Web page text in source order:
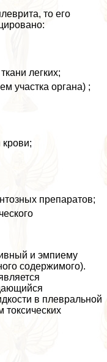
то его
легких;
участка органа) ;
препаратов;
и эмпиему
содержимого).
в плевральной
токсических